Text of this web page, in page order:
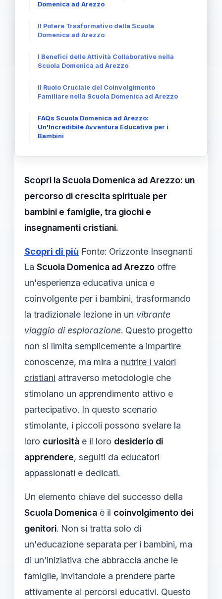
Domenica ad Arezzo
Il Potere Trasformativo della Scuola
Domenica ad Arezzo
I Benefici delle Attività Collaborative nella
Scuola Domenica ad Arezzo
Il Ruolo Cruciale del Coinvolgimento
Familiare nella Scuola Domenica ad Arezzo
FAQs Scuola Domenica ad Arezzo:
Un'Incredibile Avventura Educativa per i
Bambini
Scopri la Scuola Domenica ad Arezzo: un
percorso di crescita spirituale per
bambini e famiglie, tra giochi e
insegnamenti cristiani.
Scopri di più Fonte: Orizzonte Insegnanti
La Scuola Domenica ad Arezzo offre
un'esperienza educativa unica e
coinvolgente per i bambini, trasformando
la tradizionale lezione in un vibrante
viaggio di esplorazione. Questo progetto
non si limita semplicemente a impartire
conoscenze, ma mira a nutrire i valori
cristiani attraverso metodologie che
stimolano un apprendimento attivo e
partecipativo. In questo scenario
stimolante, i piccoli possono svelare la
loro curiosità e il loro desiderio di
apprendere, seguiti da educatori
appassionati e dedicati.
Un elemento chiave del successo della
Scuola Domenica è il coinvolgimento dei
genitori. Non si tratta solo di
un'educazione separata per i bambini, ma
di un'iniziativa che abbraccia anche le
famiglie, invitandole a prendere parte
attivamente ai percorsi educativi. Questo